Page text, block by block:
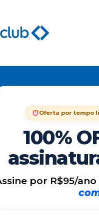
Oferta por tempo
100%
por R$95/ano